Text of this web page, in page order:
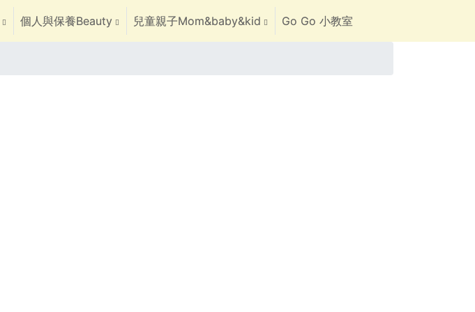
個人與保養Beauty 兒童親子Mom&baby&kid Go Go 小教室